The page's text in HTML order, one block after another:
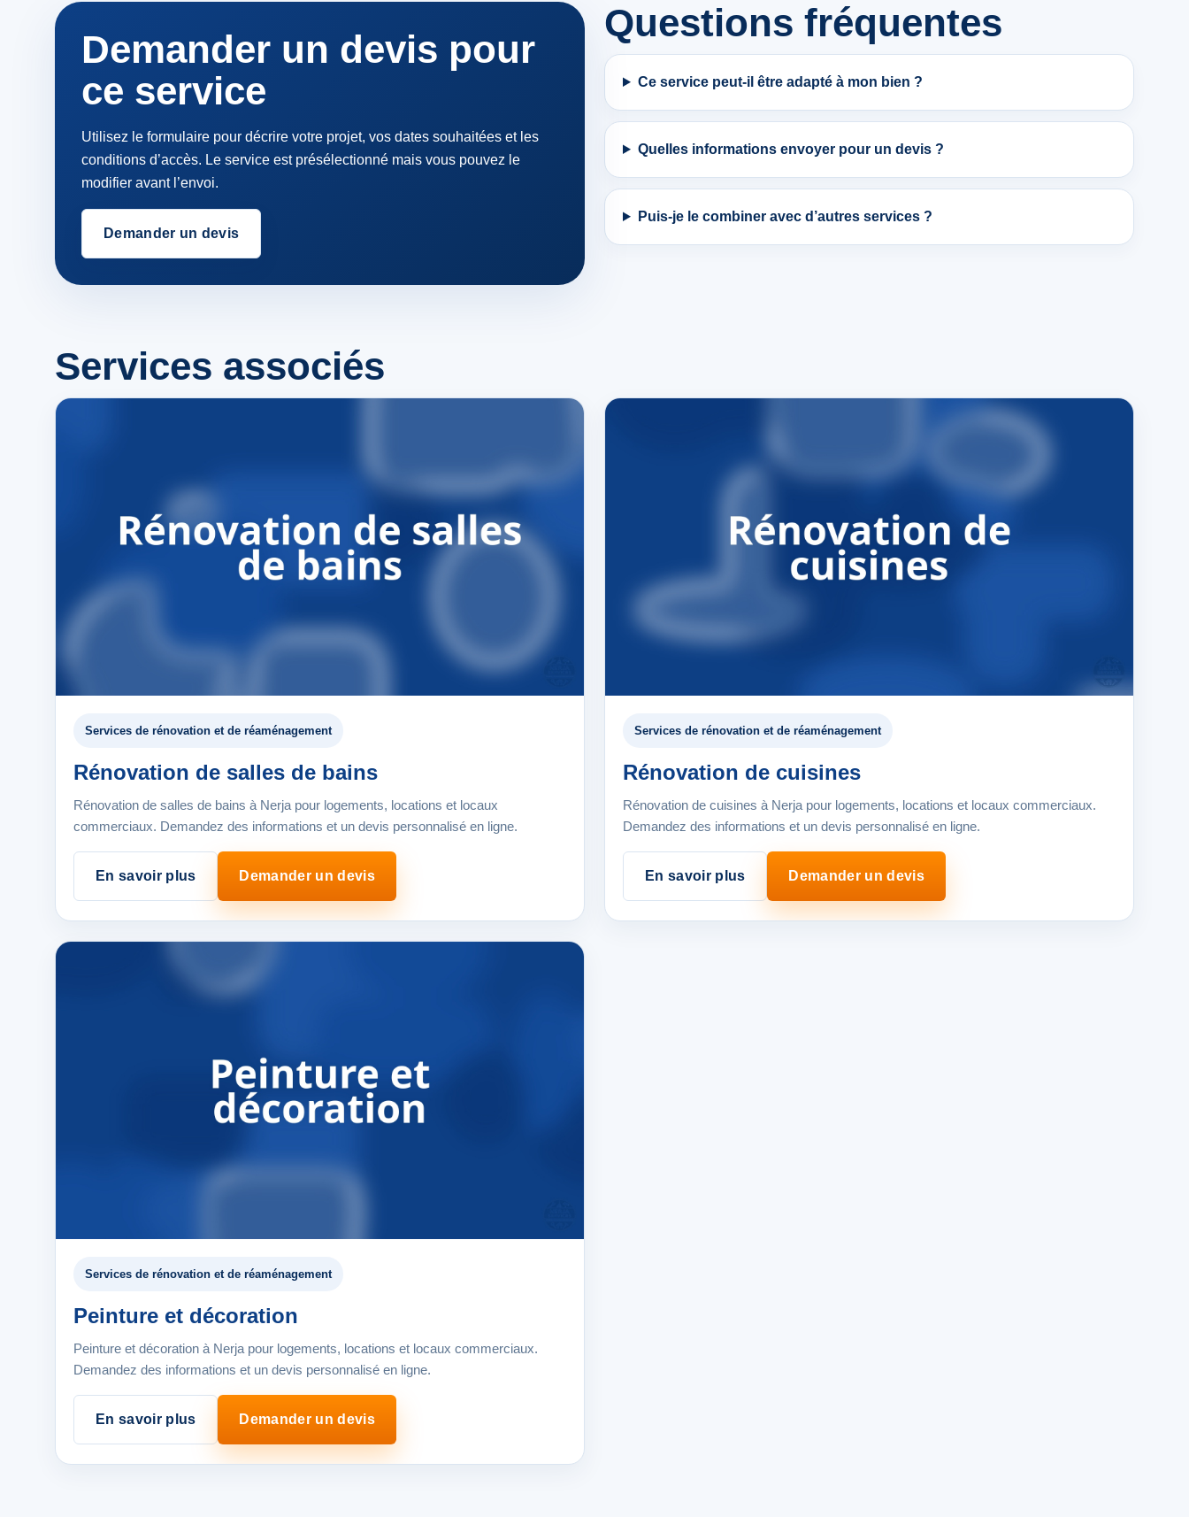
Demander un devis pour
ce service
Utilisez le formulaire pour décrire votre projet, vos dates souhaitées et les
conditions d’accès. Le service est présélectionné mais vous pouvez le
modifier avant l’envoi.
Demander un devis
Questions fréquentes
Ce service peut-il être adapté à mon bien ?
Quelles informations envoyer pour un devis ?
Puis-je le combiner avec d’autres services ?
Services associés
Services de rénovation et de réaménagement
Rénovation de salles de bains
Rénovation de salles de bains à Nerja pour logements, locations et locaux
commerciaux. Demandez des informations et un devis personnalisé en ligne.
En savoir plus Demander un devis
Services de rénovation et de réaménagement
Rénovation de cuisines
Rénovation de cuisines à Nerja pour logements, locations et locaux commerciaux.
Demandez des informations et un devis personnalisé en ligne.
En savoir plus Demander un devis
Services de rénovation et de réaménagement
Peinture et décoration
Peinture et décoration à Nerja pour logements, locations et locaux commerciaux.
Demandez des informations et un devis personnalisé en ligne.
En savoir plus Demander un devis